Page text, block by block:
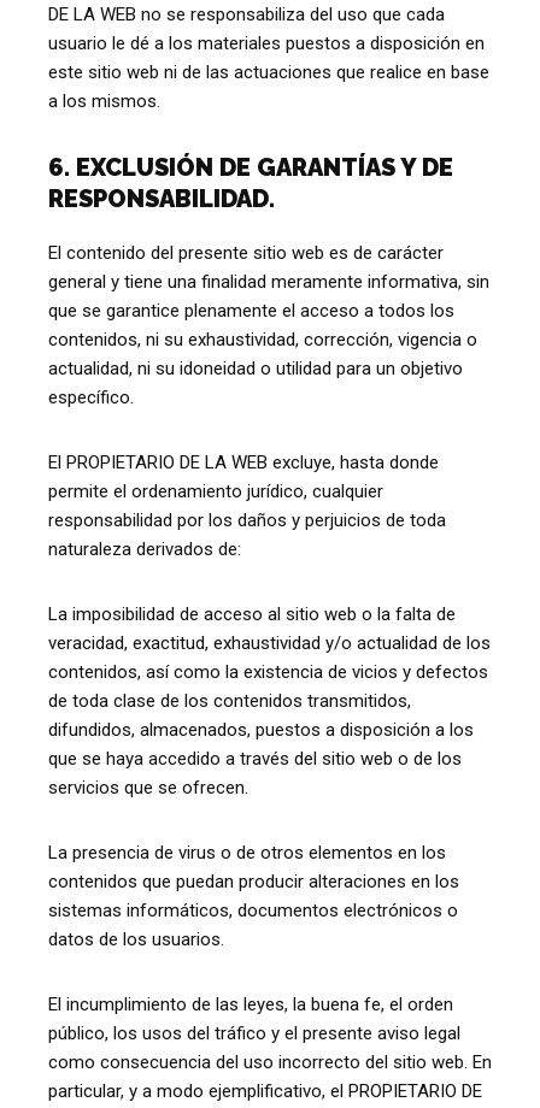
DE LA WEB no se responsabiliza del uso que cada
usuario le dé a los materiales puestos a disposición en
este sitio web ni de las actuaciones que realice en base
a los mismos.
6. EXCLUSIÓN DE GARANTÍAS Y DE
RESPONSABILIDAD.
El contenido del presente sitio web es de carácter
general y tiene una finalidad meramente informativa, sin
que se garantice plenamente el acceso a todos los
contenidos, ni su exhaustividad, corrección, vigencia o
actualidad, ni su idoneidad o utilidad para un objetivo
específico.
El PROPIETARIO DE LA WEB excluye, hasta donde
permite el ordenamiento jurídico, cualquier
responsabilidad por los daños y perjuicios de toda
naturaleza derivados de:
La imposibilidad de acceso al sitio web o la falta de
veracidad, exactitud, exhaustividad y/o actualidad de los
contenidos, así como la existencia de vicios y defectos
de toda clase de los contenidos transmitidos,
difundidos, almacenados, puestos a disposición a los
que se haya accedido a través del sitio web o de los
servicios que se ofrecen.
La presencia de virus o de otros elementos en los
contenidos que puedan producir alteraciones en los
sistemas informáticos, documentos electrónicos o
datos de los usuarios.
El incumplimiento de las leyes, la buena fe, el orden
público, los usos del tráfico y el presente aviso legal
como consecuencia del uso incorrecto del sitio web. En
particular, y a modo ejemplificativo, el PROPIETARIO DE